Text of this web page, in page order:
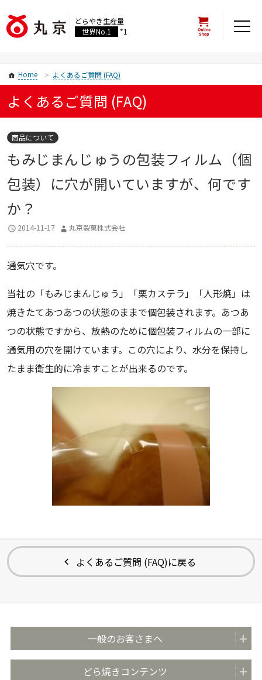
どらやき生産量
世界No.1
*1
Home よくあるご質問 (FAQ)
よくあるご質問 (FAQ)
商品について
もみじまんじゅうの包装フィルム（個
包装）に穴が開いていますが、何です
か？
2014-11-17 丸京製菓株式会社
通気穴です。
当社の「もみじまんじゅう」「栗カステラ」「人形焼」は
焼きたてあつあつの状態のままで個包装されます。あつあ
つの状態ですから、放熱のために個包装フィルムの一部に
通気用の穴を開けています。この穴により、水分を保持し
たまま衛生的に冷ますことが出来るのです。
よくあるご質問 (FAQ)に戻る
一般のお客さまへ
どら焼きコンテンツ